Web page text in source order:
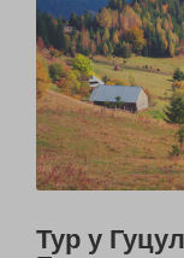
Тур у